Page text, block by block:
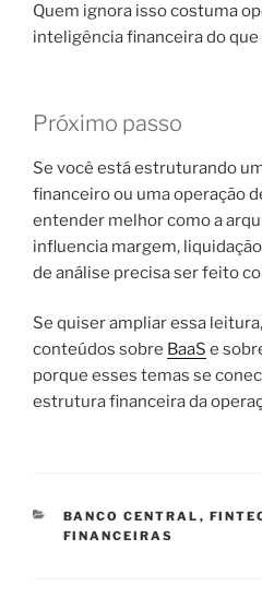
Quem ignora isso costuma
inteligência financeira do que
Próximo passo
Se você está estruturando
financeiro ou uma operação
entender melhor como a
influencia margem,
de análise precisa ser feito
Se quiser ampliar essa
conteúdos sobre BaaS e
porque esses temas se
estrutura financeira da
CATEGORIAS
BANCO CENTRAL ,
FINANCEIRAS